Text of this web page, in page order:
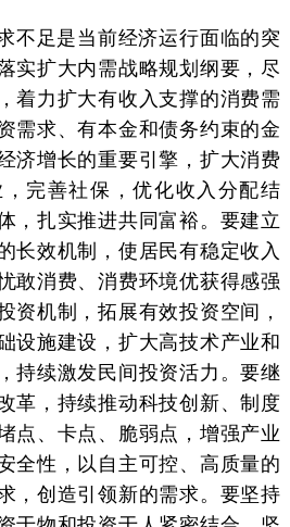
足是当前经济运行面临的突
实扩大内需战略规划纲要，尽
着力扩大有收入支撑的消费需
需求、有本金和债务约束的金
济增长的重要引擎，扩大消费
完善社保，优化收入分配结
，扎实推进共同富裕。要建立
长效机制，使居民有稳定收入
敢消费、消费环境优获得感强
资机制，拓展有效投资空间，
设施建设，扩大高技术产业和
持续激发民间投资活力。要继
革，持续推动科技创新、制度
点、卡点、脆弱点，增强产业
全性，以自主可控、高质量的
，创造引领新的需求。要坚持